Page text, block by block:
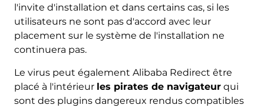
l'invite d'installation et dans certains cas, si les
utilisateurs ne sont pas d'accord avec leur
placement sur le système de l'installation ne
continuera pas.
Le virus peut également Alibaba Redirect être
placé à l'intérieur les pirates de navigateurqui
sont des plugins dangereux rendus compatibles